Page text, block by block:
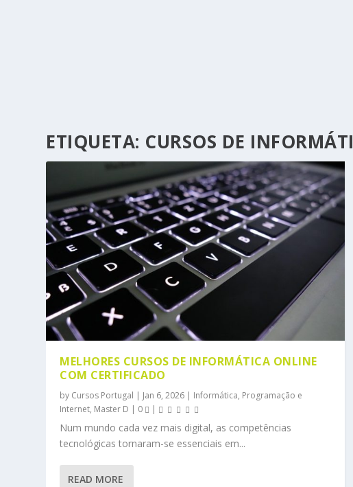
ETIQUETA: CURSOS DE
MELHORES CURSOS DE INFORMÁTICA ONLINE
COM CERTIFICADO
by Cursos Portugal | Jan 6, 2026 | Informática, Programação e
Internet, Master D | 0 |
Num mundo cada vez mais digital, as competências
tecnológicas tornaram-se essenciais em...
READ MORE